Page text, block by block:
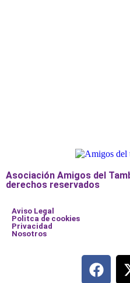
Asociación Amigos del
derechos reservados
Aviso Legal
Politca de cookies
Privacidad
Nosotros